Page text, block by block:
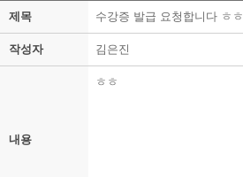
제목 수강증 발급 요청합니다 ㅎㅎ
작성자 김은진
내용
ㅎㅎ